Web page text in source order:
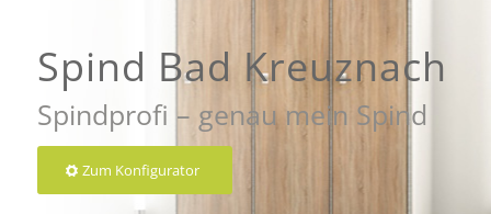
Spind Bad Kreuznach
Spindprofi – genau mein Spind
Zum Konfigurator